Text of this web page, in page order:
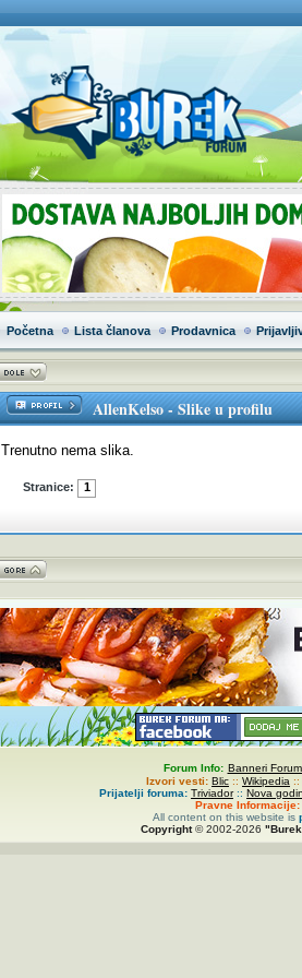
Početna Lista članova Prodavnica
AllenKelso-Slike u profilu
Trenutno nema slika.
Stranice: 1
Forum Info: Banneri
Izvori vesti: Blic :: Wikipedia ::
Prijatelji foruma: Triviador:: Nova
Pravne Informacije:
All content on this website is
Copyright© 2002-2026